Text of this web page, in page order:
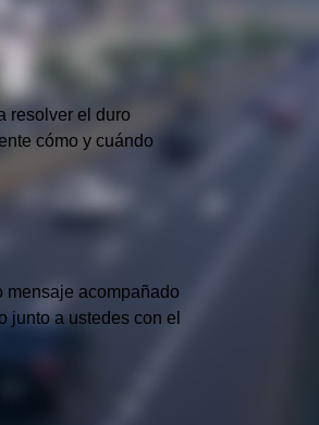
resolver el duro
cómo y cuándo
mensaje acompañado
junto a ustedes con el